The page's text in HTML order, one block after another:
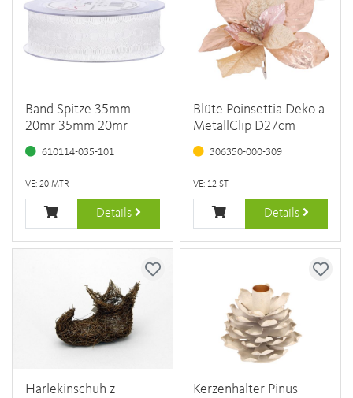
Band Spitze 35mm
20mr 35mm 20mr
610114-035-101
VE: 20 MTR
Details
Blüte Poinsettia Deko a
MetallClip D27cm
306350-000-309
VE: 12 ST
Details
Harlekinschuh z
Kerzenhalter Pinus